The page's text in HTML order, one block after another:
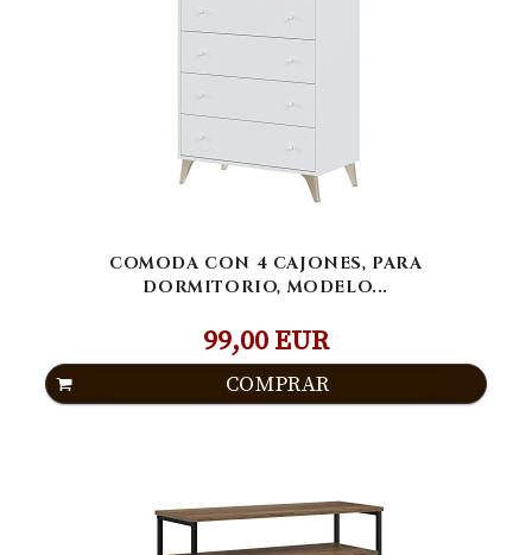
COMODA CON 4 CAJONES, PARA
DORMITORIO, MODELO...
99,00 EUR
COMPRAR